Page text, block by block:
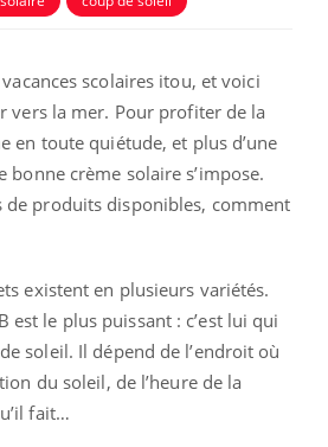
vacances scolaires itou, et voici
vers la mer. Pour profiter de la
en toute quiétude, et plus d’une
bonne crème solaire s’impose.
de produits disponibles, comment
existent en plusieurs variétés.
est le plus puissant : c’est lui qui
soleil. Il dépend de l’endroit où
du soleil, de l’heure de la
fait…